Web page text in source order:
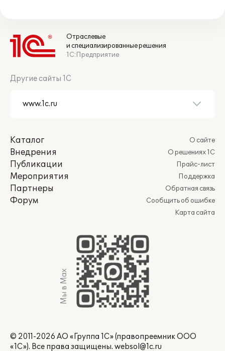
Отраслевые
и специализированные решения
1С:Предприятие
Другие сайты 1С
Каталог
Внедрения
Публикации
Мероприятия
Партнеры
Форум
О сайте
О решениях 1С
Прайс-лист
Поддержка
Обратная связь
Сообщить об ошибке
Карта сайта
Мы в Max
© 2011-2026 АО «Группа 1С» (правопреемник ООО
«1С»). Все права защищены. websol@1c.ru